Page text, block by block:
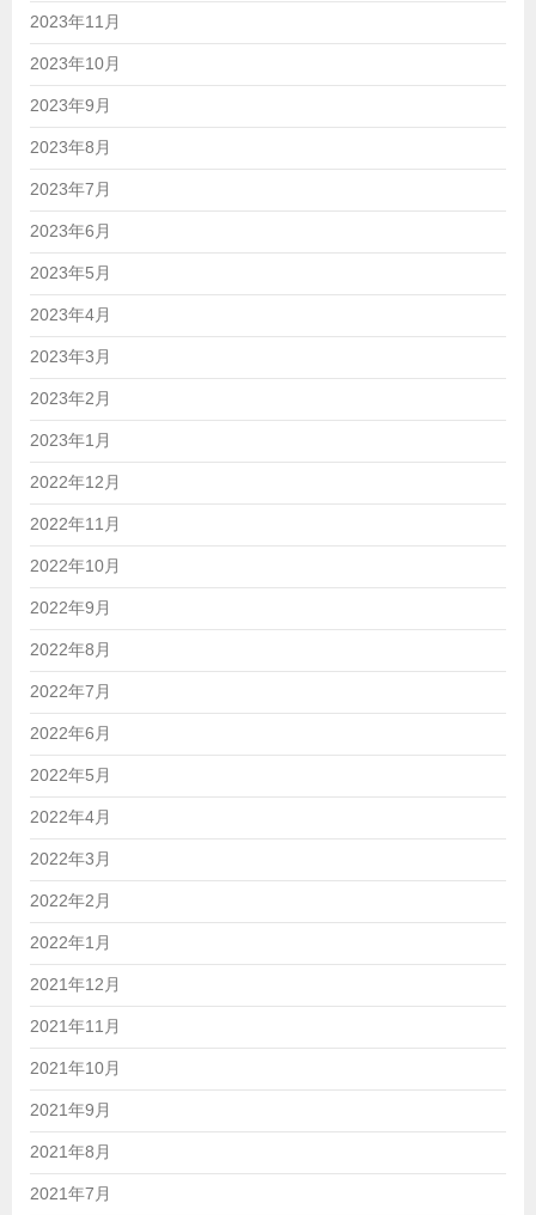
2023年11月
2023年10月
2023年9月
2023年8月
2023年7月
2023年6月
2023年5月
2023年4月
2023年3月
2023年2月
2023年1月
2022年12月
2022年11月
2022年10月
2022年9月
2022年8月
2022年7月
2022年6月
2022年5月
2022年4月
2022年3月
2022年2月
2022年1月
2021年12月
2021年11月
2021年10月
2021年9月
2021年8月
2021年7月